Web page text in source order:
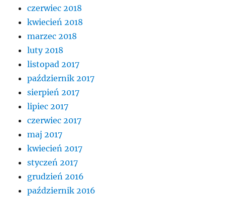
czerwiec 2018
kwiecień 2018
marzec 2018
luty 2018
listopad 2017
październik 2017
sierpień 2017
lipiec 2017
czerwiec 2017
maj 2017
kwiecień 2017
styczeń 2017
grudzień 2016
październik 2016